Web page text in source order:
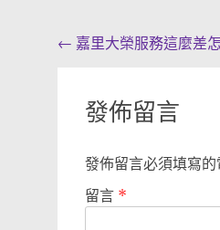
Post
← 嘉里大榮服務這麼差
發佈留言
發佈留言必須填寫
留言 *